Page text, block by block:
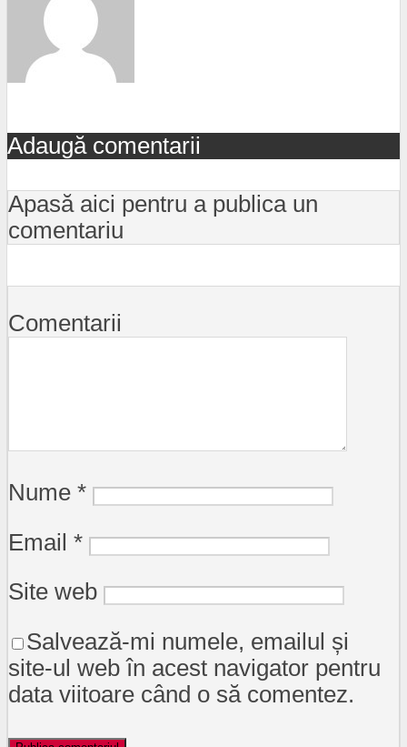
Adaugă comentarii
Apasă aici pentru a publica un
comentariu
Comentarii
Nume *
Email *
Site web
Salvează-mi numele, emailul și
site-ul web în acest navigator pentru
data viitoare când o să comentez.